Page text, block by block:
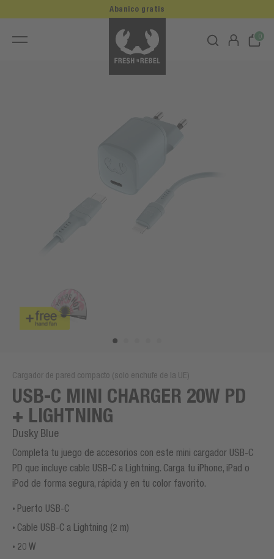
0
Abanico gratis
Cargador de pared compacto (solo enchufe de la UE)
USB-C MINI CHARGER 20W PD
+ LIGHTNING
Dusky Blue
Completa tu juego de accesorios con este mini cargador USB-C
PD que incluye cable USB-C a Lightning. Carga tu iPhone, iPad o
iPod de forma segura, rápida y en tu color favorito.
Puerto USB-C
Cable USB-C a Lightning (2 m)
20 W